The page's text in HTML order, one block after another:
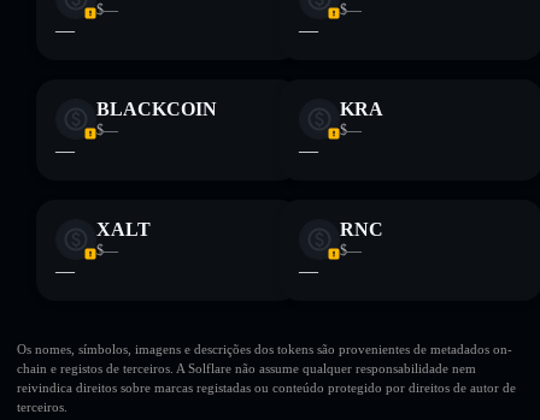
$—
—
$—
—
BLACKCOIN
$—
—
KRA
$—
—
XALT
$—
—
RNC
$—
—
Os nomes, símbolos, imagens e descrições dos tokens são provenientes de metadados on-
chain e registos de terceiros. A Solflare não assume qualquer responsabilidade nem
reivindica direitos sobre marcas registadas ou conteúdo protegido por direitos de autor de
terceiros.